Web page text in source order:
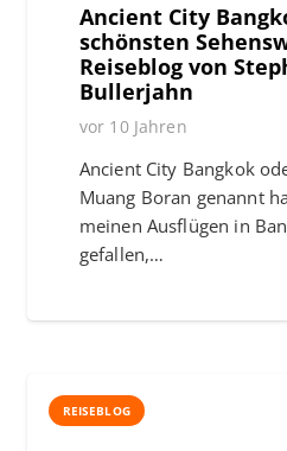
Ancient City
schönsten
Reiseblog von
Bullerjahn
vor 10 Jahren
Ancient City Bangkok
Muang Boran genannt
meinen Ausflügen in
gefallen,…
REISEBLOG